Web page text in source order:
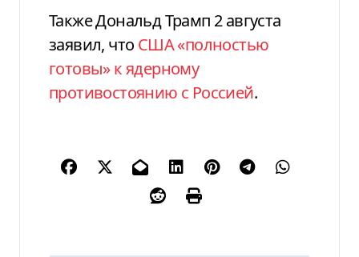
Также Дональд Трамп 2 августа
заявил, что США «полностью
готовы» к ядерному
противостоянию с Россией.